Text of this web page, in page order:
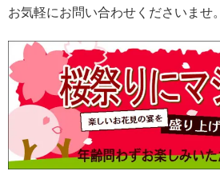
お気軽にお問い合わせくださいませ。